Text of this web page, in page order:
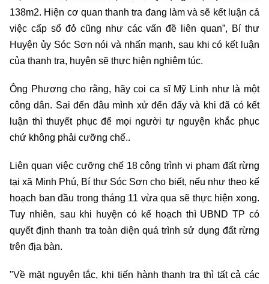
138m2. Hiện cơ quan thanh tra đang làm và sẽ kết luận cả
việc cấp sổ đỏ cũng như các vấn đề liên quan”, Bí thư
Huyện ủy Sóc Sơn nói và nhấn mạnh, sau khi có kết luận
của thanh tra, huyện sẽ thực hiện nghiêm túc.
Ông Phương cho rằng, hãy coi ca sĩ Mỹ Linh như là một
công dân. Sai đến đâu mình xử đến đấy và khi đã có kết
luận thì thuyết phục để mọi người tự nguyện khắc phục
chứ không phải cưỡng chế..
Liên quan việc cưỡng chế 18 công trình vi phạm đất rừng
tại xã Minh Phú, Bí thư Sóc Sơn cho biết, nếu như theo kế
hoạch ban đầu trong tháng 11 vừa qua sẽ thực hiện xong.
Tuy nhiên, sau khi huyện có kế hoạch thì UBND TP có
quyết định thanh tra toàn diện quá trình sử dụng đất rừng
trên địa bàn.
"Về mặt nguyên tắc, khi tiến hành thanh tra thì tất cả các